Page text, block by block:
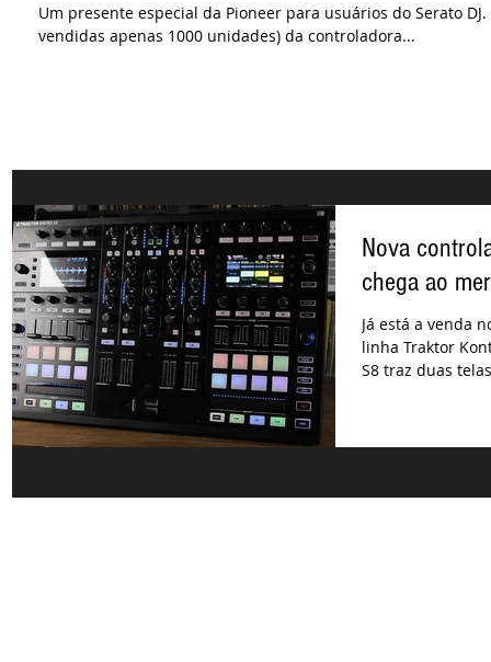
Um presente especial da Pioneer para usuários do Serato
vendidas apenas 1000 unidades) da controladora...
Nova
chega ao
Já está a venda
linha Traktor
S8 traz duas